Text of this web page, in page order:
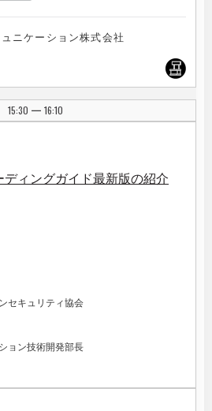
ニケーション株式会社
15:30 | 16:10
ィングガイド最新版の紹介
セキュリティ協会
ョン技術開発部長